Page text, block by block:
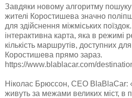
Завдяки новому алгоритму
жителі Коростишева значно
для здійснення міжміських
інтерактивна карта, яка в режимі
кількість маршрутів, доступних
Коростишева прямо зараз.
https://www.blablacar.com/
Ніколас Брюссон, CEO BlaBlaCar:
живуть за межами великих міст, в